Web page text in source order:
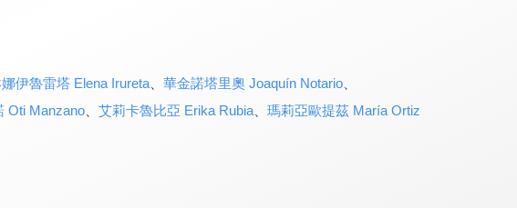
伊魯雷塔 Elena Irureta、 華金諾塔里奧 Joaquín Notario、
Oti Manzano、 艾莉卡魯比亞 Erika Rubia、 瑪莉亞歐提茲 María Ortiz